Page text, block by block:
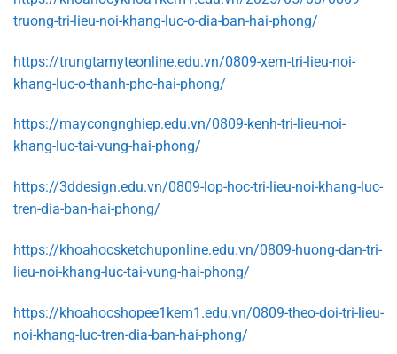
truong-tri-lieu-noi-khang-luc-o-dia-ban-hai-phong/
https://trungtamyteonline.edu.vn/0809-xem-tri-lieu-noi-
khang-luc-o-thanh-pho-hai-phong/
https://maycongnghiep.edu.vn/0809-kenh-tri-lieu-noi-
khang-luc-tai-vung-hai-phong/
https://3ddesign.edu.vn/0809-lop-hoc-tri-lieu-noi-khang-luc-
tren-dia-ban-hai-phong/
https://khoahocsketchuponline.edu.vn/0809-huong-dan-tri-
lieu-noi-khang-luc-tai-vung-hai-phong/
https://khoahocshopee1kem1.edu.vn/0809-theo-doi-tri-lieu-
noi-khang-luc-tren-dia-ban-hai-phong/